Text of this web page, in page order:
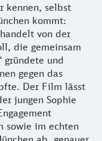
kennen, selbst
kommt:
von der
die gemeinsam
gründete und
gegen das
Der Film lässt
jungen Sophie
sowie im echten